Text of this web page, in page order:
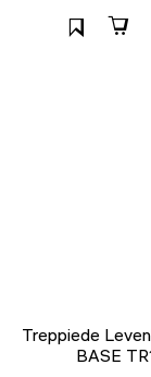
Treppiede
BASE